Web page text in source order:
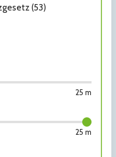
(53)
25 m
25 m